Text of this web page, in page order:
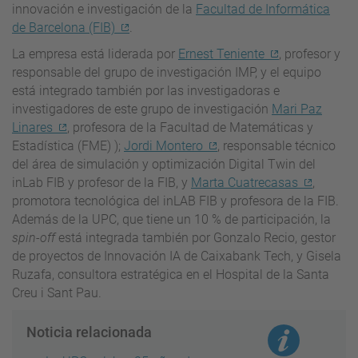
innovación e investigación de la Facultad de Informática
de Barcelona (FIB)
.
La empresa está liderada por Ernest Teniente
, profesor y
responsable del grupo de investigación IMP, y el equipo
está integrado también por las investigadoras e
investigadores de este grupo de investigación Mari Paz
Linares
, profesora de la Facultad de Matemáticas y
Estadística (FME) ); Jordi Montero
, responsable técnico
del área de simulación y optimización Digital Twin del
inLab FIB y profesor de la FIB, y Marta Cuatrecasas
,
promotora tecnológica del inLAB FIB y profesora de la FIB.
Además de la UPC, que tiene un 10 % de participación, la
spin-offestá integrada también por Gonzalo Recio, gestor
de proyectos de Innovación IA de Caixabank Tech, y Gisela
Ruzafa, consultora estratégica en el Hospital de la Santa
Creu i Sant Pau.
Noticia relacionada